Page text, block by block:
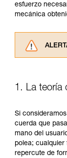
esfuerzo
mecánica
y un
través
1. La teoría
Si
cuerda que
mano del
polea;
repercute de